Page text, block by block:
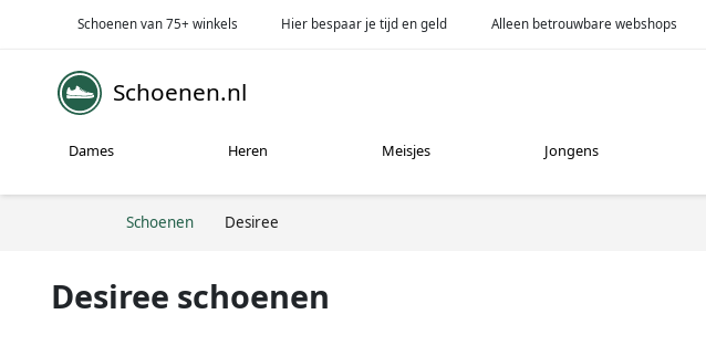
Schoenen van 75+ winkels Hier bespaar je tijd en geld Alleen betrouwbare webshops
Schoenen.nl
Dames Heren Meisjes Jongens
Schoenen Desiree
Desiree schoenen